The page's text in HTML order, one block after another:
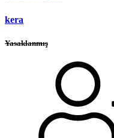
kera
Yasaklanmış